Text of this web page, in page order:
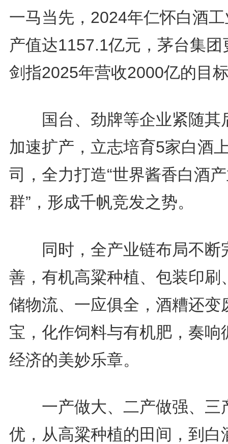
一马当先，2024年仁怀白酒
产值达1157.1亿元，茅台集团
剑指2025年营收2000亿的目
国台、劲牌等企业紧随其
加速扩产，立志培育5家白酒
司，全力打造“世界酱香白酒
群”，形成千帆竞发之势。
同时，全产业链布局不断
善，有机高粱种植、包装印刷
储物流、一应俱全，酒糟还变
宝，化作饲料与有机肥，奏响
经济的美妙乐章。
一产做大、二产做强、三
优，从高粱种植的田间，到白